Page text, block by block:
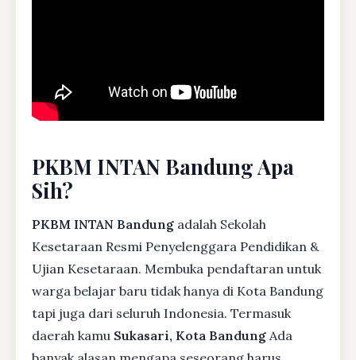
PKBM INTAN Bandung Apa
Sih?
PKBM INTAN Bandung adalah Sekolah
Kesetaraan Resmi Penyelenggara Pendidikan &
Ujian Kesetaraan. Membuka pendaftaran untuk
warga belajar baru tidak hanya di Kota Bandung
tapi juga dari seluruh Indonesia. Termasuk
daerah kamu Sukasari, Kota Bandung Ada